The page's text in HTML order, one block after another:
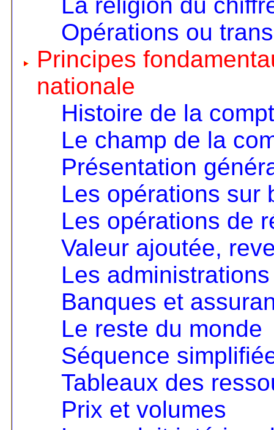
Opérations ou
Principes
nationale
Histoire de la
Le champ de la
Présentation
Les opérations sur
Les opérations de
Valeur ajoutée,
Les
Banques et
Le reste du monde
Séquence
Tableaux des
Prix et volumes